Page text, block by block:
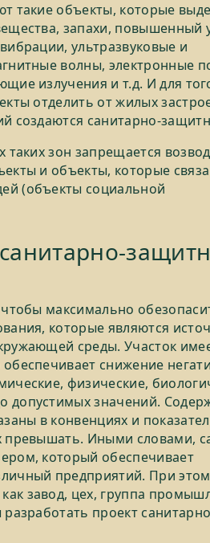
такие объекты, которые
запахи, повышенный
ультразвуковые и
волны, электронные
излучения и т.д. И для
отделить от жилых
создаются санитарно-
таких зон запрещается
и объекты, которые
(объекты социальной
максимально
которые являются
среды. Участок
снижение
физические,
допустимых значений.
в конвенциях и
превышать. Иными словами,
который обеспечивает
предприятий. При
завод, цех, группа
проект